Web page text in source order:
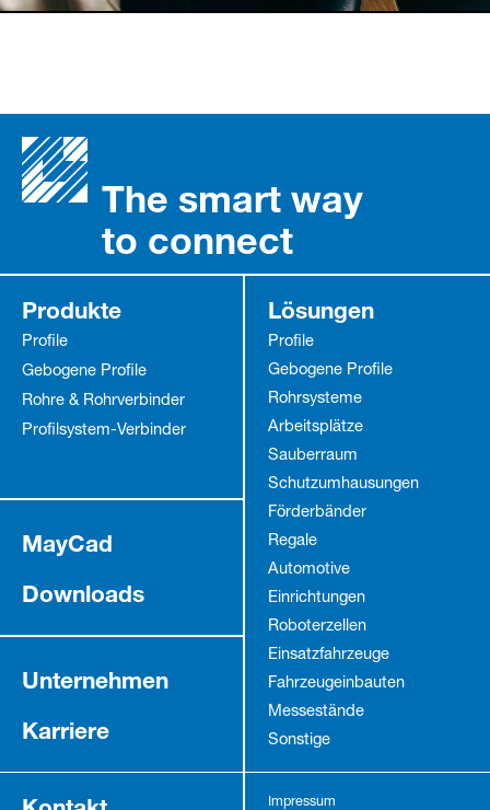
The smart way
to connect
Produkte
Profile
Gebogene Profile
Rohre & Rohrverbinder
Profilsystem-Verbinder
Lösungen
Profile
Gebogene Profile
Rohrsysteme
Arbeitsplätze
Sauberraum
Schutz­umhausungen
Förderbänder
Regale
Automotive
Einrichtungen
Roboterzellen
Einsatzfahrzeuge
Fahrzeug­einbauten
Messestände
Sonstige
MayCad
Downloads
Unternehmen
Karriere
Impressum